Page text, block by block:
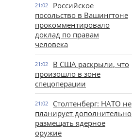
21:02
Российское
посольство в Вашингтоне
прокомментировало
доклад по правам
человека
21:02
В США раскрыли, что
произошло в зоне
спецоперации
21:02
Столтенберг: НАТО не
планирует дополнительно
размещать ядерное
оружие